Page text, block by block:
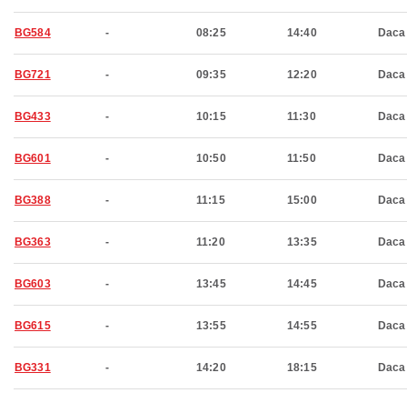
BG584 - 08:25 14:40 Daca
BG721 - 09:35 12:20 Daca
BG433 - 10:15 11:30 Daca
BG601 - 10:50 11:50 Daca
BG388 - 11:15 15:00 Daca
BG363 - 11:20 13:35 Daca
BG603 - 13:45 14:45 Daca
BG615 - 13:55 14:55 Daca
BG331 - 14:20 18:15 Daca